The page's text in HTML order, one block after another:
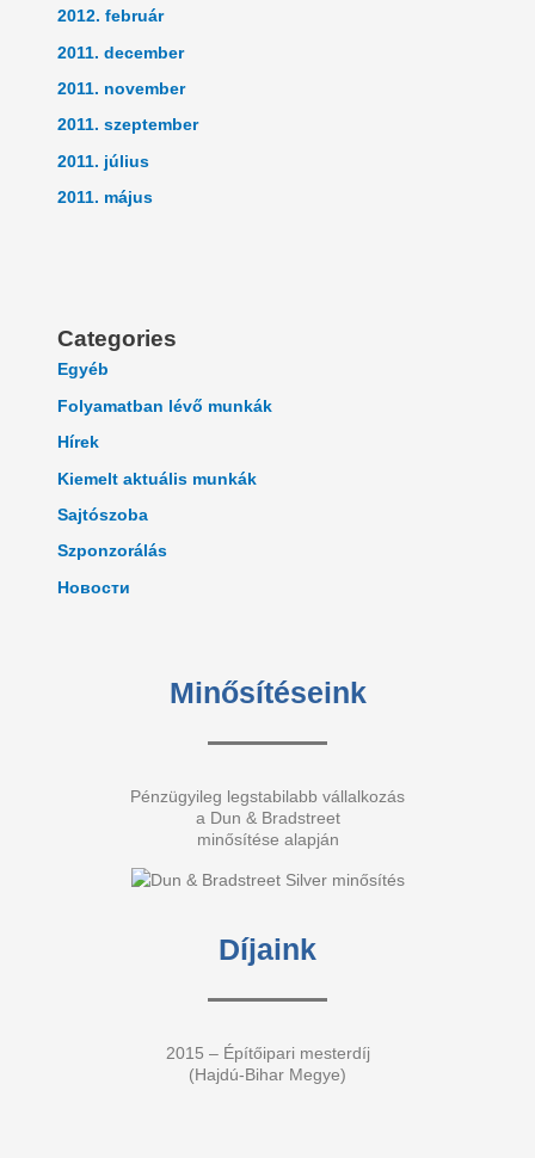
2012. február
2011. december
2011. november
2011. szeptember
2011. július
2011. május
Categories
Egyéb
Folyamatban lévő munkák
Hírek
Kiemelt aktuális munkák
Sajtószoba
Szponzorálás
Новости
Minősítéseink
Pénzügyileg legstabilabb vállalkozás
a Dun & Bradstreet
minősítése alapján
Díjaink
2015 – Építőipari mesterdíj
(Hajdú-Bihar Megye)